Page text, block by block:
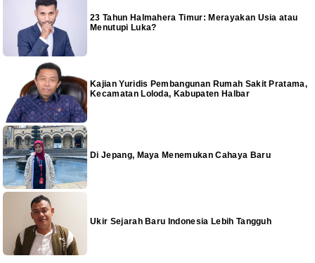
23 Tahun Halmahera Timur: Merayakan Usia atau
Menutupi Luka?
Kajian Yuridis Pembangunan Rumah Sakit Pratama,
Kecamatan Loloda, Kabupaten Halbar
Di Jepang, Maya Menemukan Cahaya Baru
Ukir Sejarah Baru Indonesia Lebih Tangguh